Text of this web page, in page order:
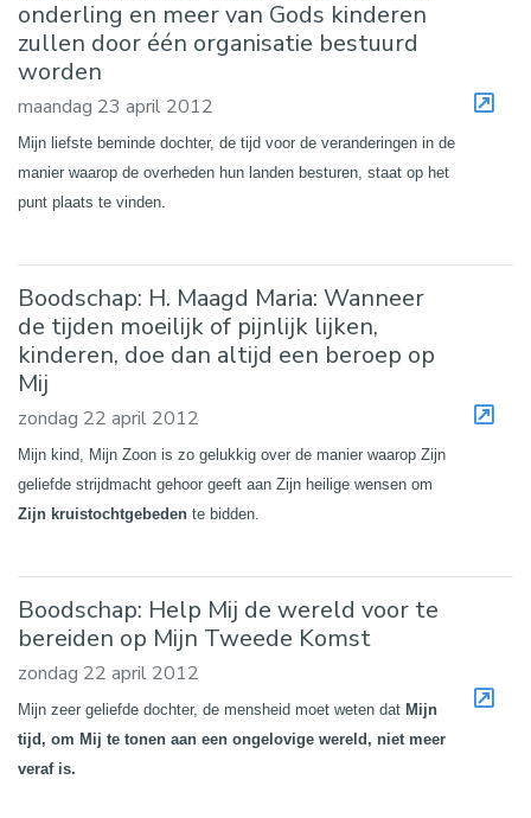
onderling en meer van Gods kinderen
zullen door één organisatie bestuurd
worden
maandag 23 april 2012
Mijn liefste beminde dochter, de tijd voor de veranderingen in de
manier waarop de overheden hun landen besturen, staat op het
punt plaats te vinden.
Boodschap: H. Maagd Maria: Wanneer
de tijden moeilijk of pijnlijk lijken,
kinderen, doe dan altijd een beroep op
Mij
zondag 22 april 2012
Mijn kind, Mijn Zoon is zo gelukkig over de manier waarop Zijn
geliefde strijdmacht gehoor geeft aan Zijn heilige wensen om
Zijn kruistochtgebeden te bidden.
Boodschap: Help Mij de wereld voor te
bereiden op Mijn Tweede Komst
zondag 22 april 2012
Mijn zeer geliefde dochter, de mensheid moet weten dat Mijn
tijd, om Mij te tonen aan een ongelovige wereld, niet meer
veraf is.